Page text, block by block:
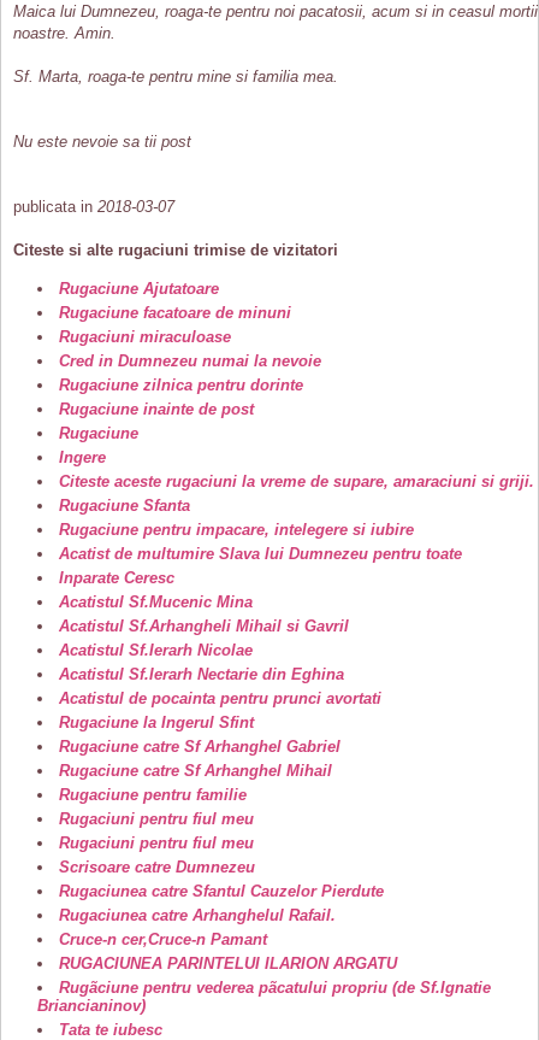
Maica lui Dumnezeu, roaga-te pentru noi pacatosii, acum si in ceasul mortii
noastre. Amin.
Sf. Marta, roaga-te pentru mine si familia mea.
Nu este nevoie sa tii post
publicata in 2018-03-07
Citeste si alte rugaciuni trimise de vizitatori
Rugaciune Ajutatoare
Rugaciune facatoare de minuni
Rugaciuni miraculoase
Cred in Dumnezeu numai la nevoie
Rugaciune zilnica pentru dorinte
Rugaciune inainte de post
Rugaciune
Ingere
Citeste aceste rugaciuni la vreme de supare, amaraciuni si griji.
Rugaciune Sfanta
Rugaciune pentru impacare, intelegere si iubire
Acatist de multumire Slava lui Dumnezeu pentru toate
Inparate Ceresc
Acatistul Sf.Mucenic Mina
Acatistul Sf.Arhangheli Mihail si Gavril
Acatistul Sf.Ierarh Nicolae
Acatistul Sf.Ierarh Nectarie din Eghina
Acatistul de pocainta pentru prunci avortati
Rugaciune la Ingerul Sfint
Rugaciune catre Sf Arhanghel Gabriel
Rugaciune catre Sf Arhanghel Mihail
Rugaciune pentru familie
Rugaciuni pentru fiul meu
Rugaciuni pentru fiul meu
Scrisoare catre Dumnezeu
Rugaciunea catre Sfantul Cauzelor Pierdute
Rugaciunea catre Arhanghelul Rafail.
Cruce-n cer,Cruce-n Pamant
RUGACIUNEA PARINTELUI ILARION ARGATU
Rugãciune pentru vederea pãcatului propriu (de Sf.Ignatie
Briancianinov)
Tata te iubesc